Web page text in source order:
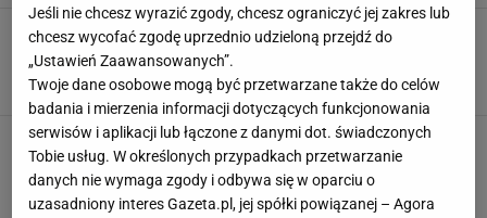
Żaden lubczyk i pietruszka, do rosołu dodaję
inną zieleninę. Jem aż 3 dokładki
BULION MIĘSO POKRZYWA
Rosół z grilla? To nie żart. Połóż na ruszcie, a
zyska głębszy smak i ładniejszy kolor
GRILL JEDZENIE PRZEPISY
Jeśli nie chcesz wyrazić zgody, chcesz ograniczyć jej zakres lub
chcesz wycofać zgodę uprzednio udzieloną przejdź do
„Ustawień Zaawansowanych”.
Twoje dane osobowe mogą być przetwarzane także do celów
badania i mierzenia informacji dotyczących funkcjonowania
serwisów i aplikacji lub łączone z danymi dot. świadczonych
Tobie usług. W określonych przypadkach przetwarzanie
danych nie wymaga zgody i odbywa się w oparciu o
uzasadniony interes Gazeta.pl, jej spółki powiązanej – Agora